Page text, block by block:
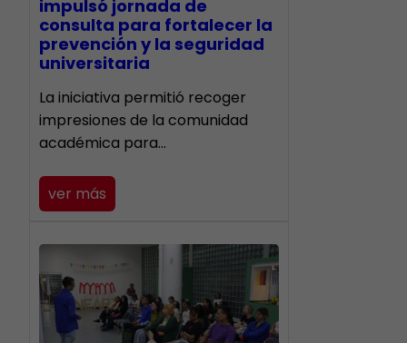
impulsó jornada de
consulta para fortalecer la
prevención y la seguridad
universitaria
La iniciativa permitió recoger
impresiones de la comunidad
académica para…
ver más